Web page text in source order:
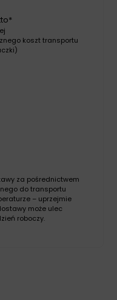
koszt transportu
za pośrednictwem
do transportu
– uprzejmie
może ulec
roboczy.